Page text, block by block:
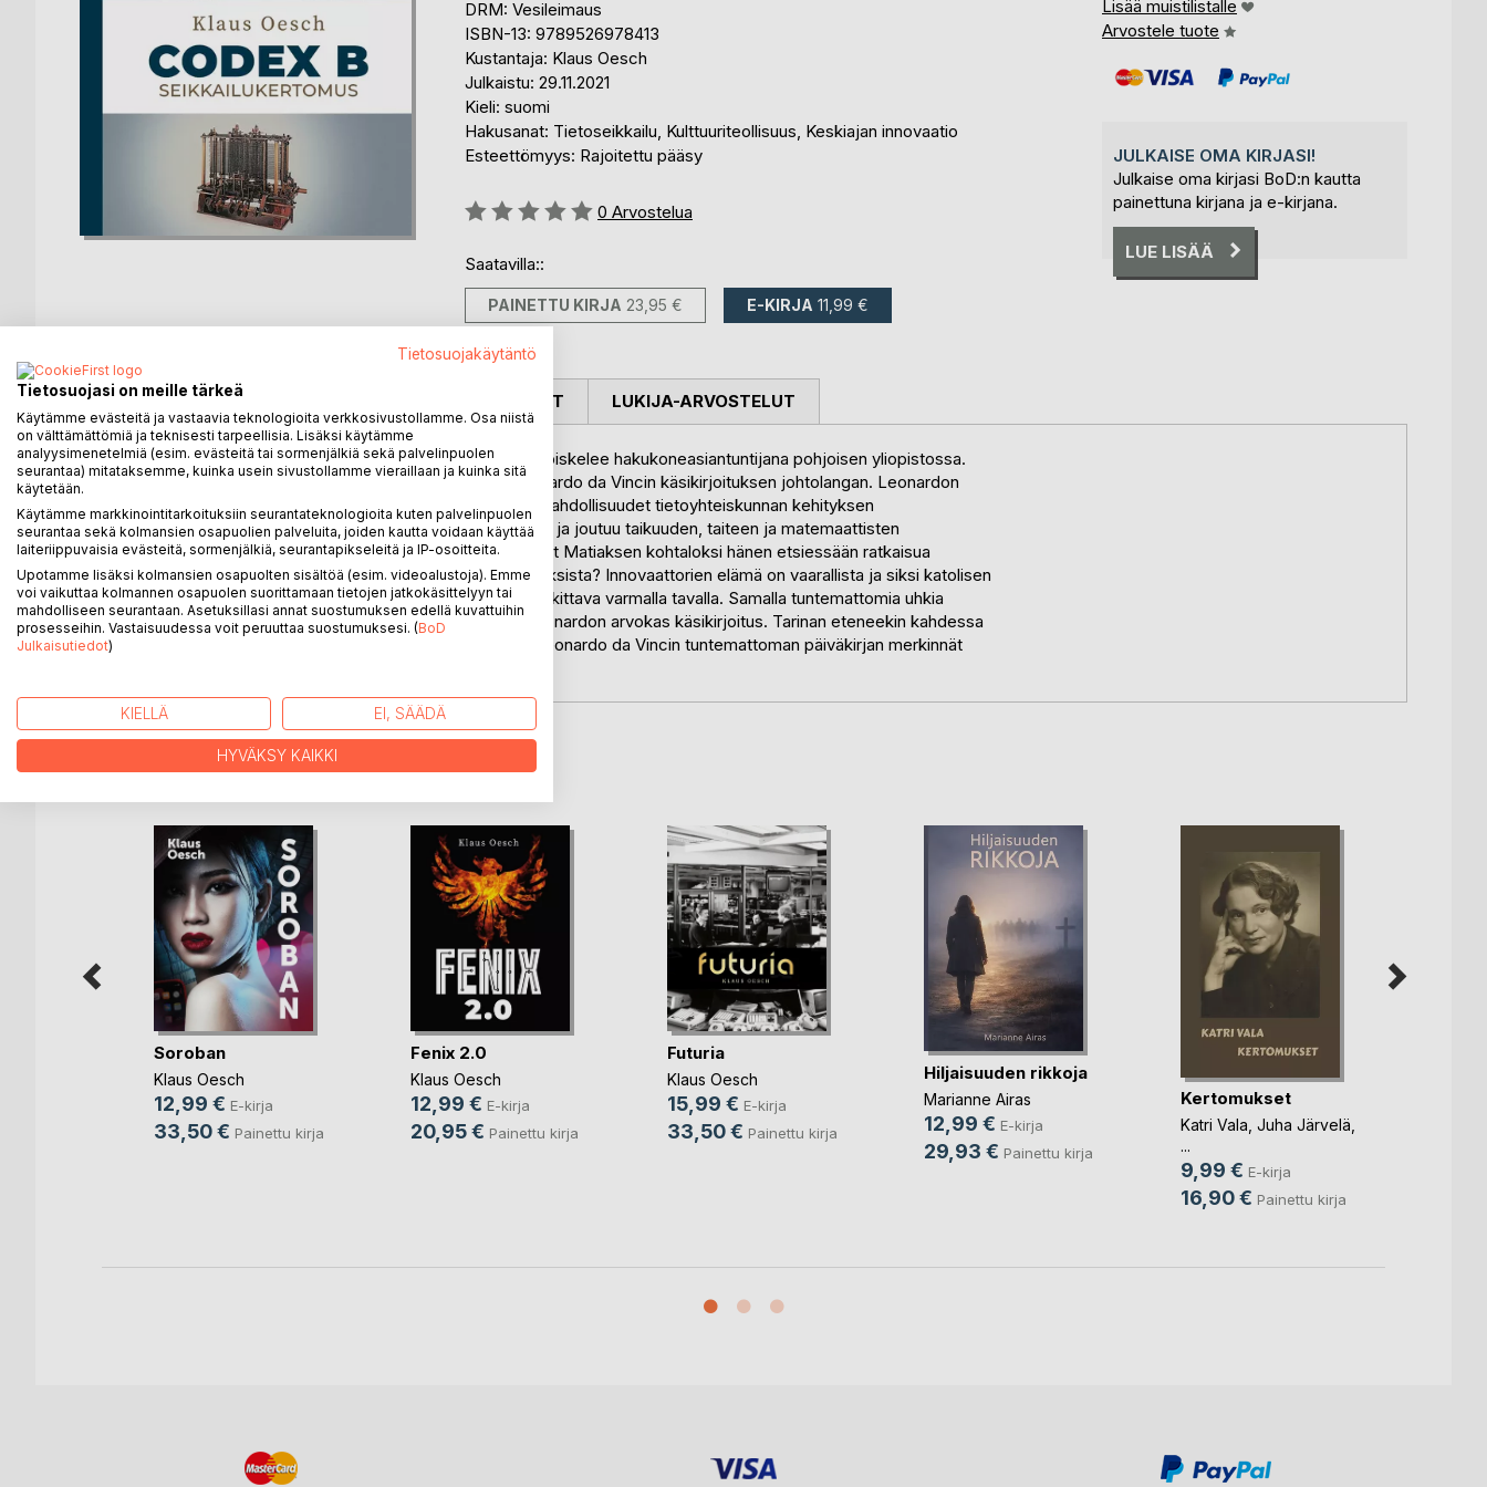
DRM: Vesileimaus
ISBN-13: 9789526978413
Kustantaja: Klaus Oesch
Julkaistu: 29.11.2021
Kieli: suomi
Hakusanat: Tietoseikkailu, Kulttuuriteollisuus, Keskiajan innovaatio
Esteettömyys: Rajoitettu pääsy
Arvostelu::
0 Arvostelua
Saatavilla::
PAINETTU KIRJA 23,95 € E-KIRJA 11,99 €
Lisää muistilistalle
Arvostele tuote
JULKAISE OMA KIRJASI!
Julkaise oma kirjasi BoD:n kautta
painettuna kirjana ja e-kirjana.
LUE LISÄÄ
KUVAUS
Pohjoisen yliopiston poika ja erämaiden kasvatti Matias opiskelee hakukoneasiantuntijana pohjoisen yliopistossa.
Yllättäen hän saa Otto-professoriltaan keskiaikaisen Leonardo da Vincin käsikirjoituksen johtolangan. Leonardon
salainen tutkimuspäiväkirja - Codex B – avaa jännittävät mahdollisuudet tietoyhteiskunnan kehityksen
ymmärrykseen. Hän lähtee selvittämään mysteeriä Italiaan ja joutuu taikuuden, taiteen ja matemaattisten
salaisuuksien syövereihin. Koituvatko keskiajan kaunottaret Matiaksen kohtaloksi hänen etsiessään ratkaisua
kuuluisan innovaattorin muistiinpanojen esittämistä arvoituksista? Innovaattorien elämä on vaarallista ja siksi katolisen
kirkon herruutta uhkaavat uudet teoriat on kätkettävä ja tulkittava varmalla tavalla. Samalla tuntemattomia uhkia
ilmaantuu kuumentuville apajille tavoitteenaan kaapata Leonardon arvokas käsikirjoitus. Tarinan eteneekin kahdessa
tasossa yhdistämällä henkilöiden keskustelut ja ajattelu Leonardo da Vincin tuntemattoman päiväkirjan merkinnät
KIRJAILIJA LEHDISTÖARVOSTELUT LUKIJA-ARVOSTELUT
LISÄÄ KIRJOJA BoD:LLA
Soroban
Klaus Oesch
12,99 € E-kirja
33,50 € Painettu kirja
Fenix 2.0
Klaus Oesch
12,99 € E-kirja
20,95 € Painettu kirja
Futuria
Klaus Oesch
15,99 € E-kirja
33,50 € Painettu kirja
Hiljaisuuden rikkoja
Marianne Airas
12,99 € E-kirja
29,93 € Painettu kirja
Kertomukset
Katri Vala Juha Järvelä
...
9,99 € E-kirja
16,90 € Painettu kirja
Tietosuojakäytäntö
Tietosuojasi on meille tärkeä
Käytämme evästeitä ja vastaavia teknologioita verkkosivustollamme. Osa niistä
on välttämättömiä ja teknisesti tarpeellisia. Lisäksi käytämme
analyysimenetelmiä (esim. evästeitä tai sormenjälkiä sekä palvelinpuolen
seurantaa) mitataksemme, kuinka usein sivustollamme vieraillaan ja kuinka sitä
käytetään.
Käytämme markkinointitarkoituksiin seurantateknologioita kuten palvelinpuolen
seurantaa sekä kolmansien osapuolien palveluita, joiden kautta voidaan käyttää
laiteriippuvaisia evästeitä, sormenjälkiä, seurantapikseleitä ja IP-osoitteita.
Upotamme lisäksi kolmansien osapuolten sisältöä (esim. videoalustoja). Emme
voi vaikuttaa kolmannen osapuolen suorittamaan tietojen jatkokäsittelyyn tai
mahdolliseen seurantaan. Asetuksillasi annat suostumuksen edellä kuvattuihin
prosesseihin. Vastaisuudessa voit peruuttaa suostumuksesi. (BoD
Julkaisutiedot)
KIELLÄ EI, SÄÄDÄ
HYVÄKSY KAIKKI